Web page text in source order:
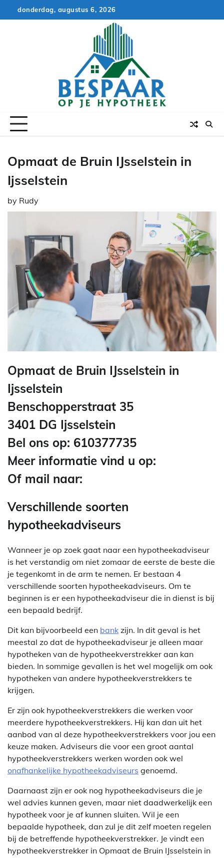
to
donderdag, augustus 6, 2026
Opmaat de Bruin IJsselstein in
Ijsselstein
by Rudy
Opmaat de Bruin IJsselstein in
Ijsselstein
Benschopperstraat 35
3401 DG Ijsselstein
Bel ons op: 610377735
Meer informatie vind u op:
Of mail naar:
Verschillende soorten
hypotheekadviseurs
Wanneer je op zoek gaat naar een hypotheekadviseur
is het verstandig om niet zomaar de eerste de beste die
je tegenkomt in de arm te nemen. Er bestaan 4
verschillende soorten hypotheekadviseurs. Om te
beginnen is er een hypotheekadviseur die in dienst is bij
een bepaald bedrijf.
Dit kan bijvoorbeeld een bank zijn. In dit geval is het
meestal zo dat de hypotheekadviseur je alleen maar
hypotheken van de hypotheekverstrekker aan kan
bieden. In sommige gevallen is het wel mogelijk om ook
hypotheken van andere hypotheekverstrekkers te
krijgen.
Er zijn ook hypotheekverstrekkers die werken voor
meerdere hypotheekverstrekkers. Hij kan dan uit het
aanbod van al deze hypotheekverstrekkers voor jou een
keuze maken. Adviseurs die voor een groot aantal
hypotheekverstrekkers werken worden ook wel
onafhankelijke hypotheekadviseurs genoemd.
Daarnaast zijn er ook nog hypotheekadviseurs die je
wel advies kunnen geven, maar niet daadwerkelijk een
hypotheek voor je af kunnen sluiten. Wil je een
bepaalde hypotheek, dan zul je dit zelf moeten regelen
bij de betreffende hypotheekverstrekker. Je vindt een
hypotheekverstrekker in Opmaat de Bruin IJsselstein in